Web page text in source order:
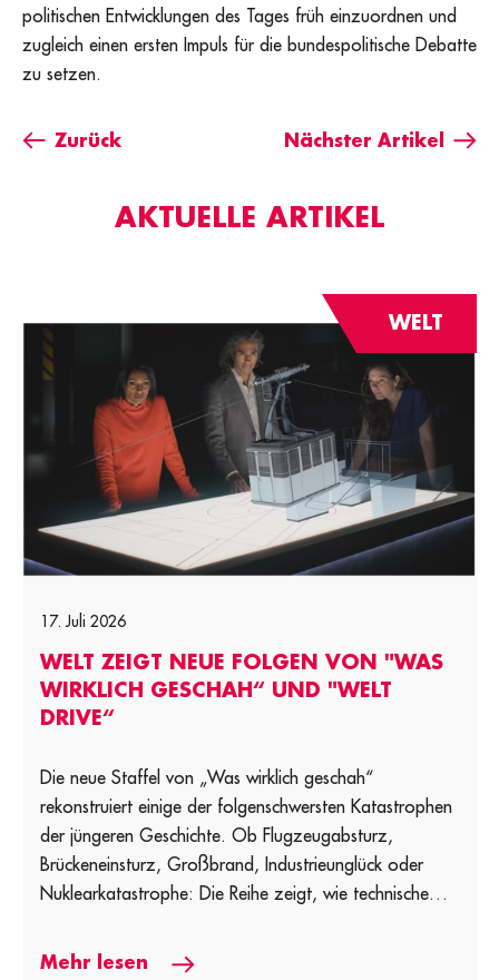
politischen Entwicklungen des Tages früh einzuordnen und
zugleich einen ersten Impuls für die bundespolitische Debatte
zu setzen.
Zurück Nächster Artikel
AKTUELLE ARTIKEL
WELT
17. Juli 2026
WELT ZEIGT NEUE FOLGEN VON "WAS
WIRKLICH GESCHAH“ UND "WELT
DRIVE“
Die neue Staffel von „Was wirklich geschah“
rekonstruiert einige der folgenschwersten Katastrophen
der jüngeren Geschichte. Ob Flugzeugabsturz,
Brückeneinsturz, Großbrand, Industrieunglück oder
Nuklearkatastrophe: Die Reihe zeigt, wie technische
Mehr lesen